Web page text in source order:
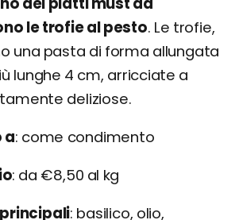
le trofie al pesto. Le trofie,
una pasta di forma allungata
lunghe 4 cm, arricciate a
deliziose.
a come condimento
da €8,50 al kg
basilico, olio,